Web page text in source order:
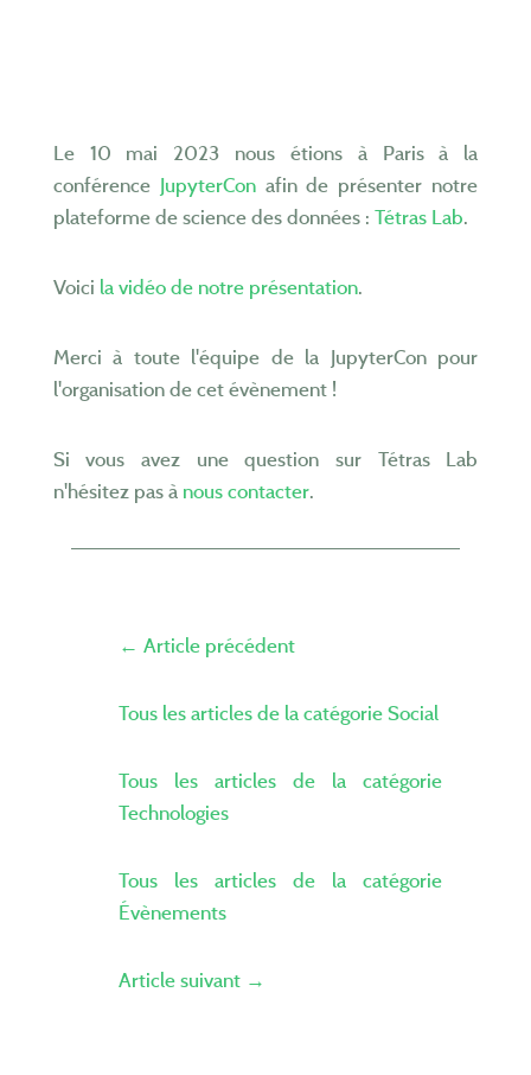
Le 10 mai 2023 nous étions à Paris à la
conférence JupyterConafin de présenter notre
plateforme de science des données : Tétras Lab.
Voici la vidéo de notre présentation.
Merci à toute l'équipe de la JupyterCon pour
l'organisation de cet évènement !
Si vous avez une question sur Tétras Lab
n'hésitez pas à nous contacter.
← Article précédent
Tous les articles de la catégorie Social
Tous les articles de la catégorie
Technologies
Tous les articles de la catégorie
Évènements
Article suivant →